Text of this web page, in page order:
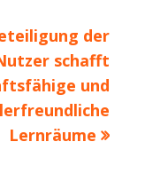
der
schafft
und
Lernräume